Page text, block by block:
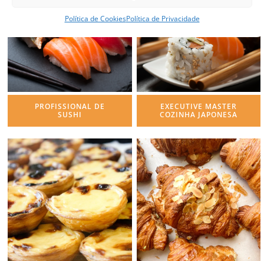
Política de CookiesPolítica de Privacidade
PROFISSIONAL DE
SUSHI
EXECUTIVE MASTER
COZINHA JAPONESA